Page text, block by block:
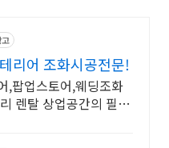
리어 조화시공전문!
,팝업스토어,웨딩조화
렌탈 상업공간의 필